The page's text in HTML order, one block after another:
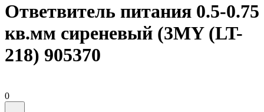
Ответвитель питания 0.5-0.75
кв.мм сиреневый (3MY (LT-
218) 905370
0